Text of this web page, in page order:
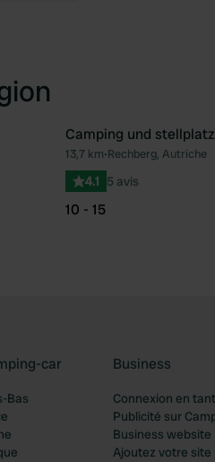
Préféré
Camping und
13,7 km•Rechberg, Autriche
4.1 5 avis
10 - 15
car
Bas
Business
Connexion en
Publicité sur
Business website
Ajoutez votre